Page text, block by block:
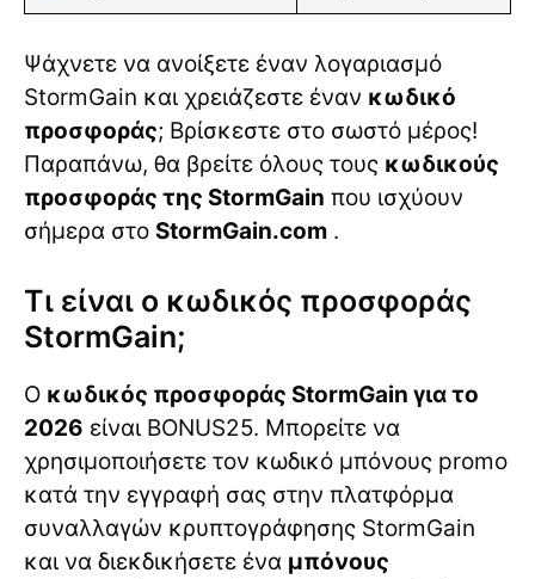
Ψάχνετε να ανοίξετε έναν λογαριασμό
StormGain και χρειάζεστε έναν κωδικό
προσφοράς; Βρίσκεστε στο σωστό μέρος!
Παραπάνω, θα βρείτε όλους τους κωδικούς
προσφοράς της StormGain που ισχύουν
σήμερα στο StormGain.com .
Τι είναι ο κωδικός προσφοράς
StormGain;
Ο κωδικός προσφοράς StormGain για το
2026 είναι BONUS25. Μπορείτε να
χρησιμοποιήσετε τον κωδικό μπόνους promo
κατά την εγγραφή σας στην πλατφόρμα
συναλλαγών κρυπτογράφησης StormGain
και να διεκδικήσετε ένα μπόνους